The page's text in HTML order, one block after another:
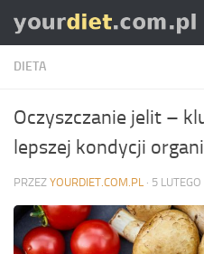
Skip to content
DIETA
Oczyszczanie jelit –
lepszej kondycji
PRZEZ YOURDIET.COM.PL · 5